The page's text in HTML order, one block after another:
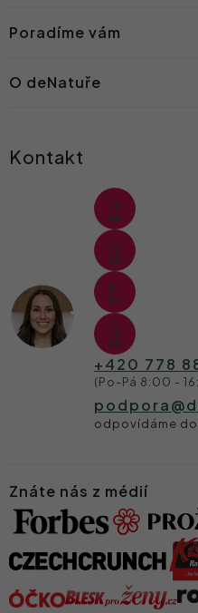
Poradíme vám
O deNatuře
Kontakt
podpora@
+420 778
Znáte nás z médií